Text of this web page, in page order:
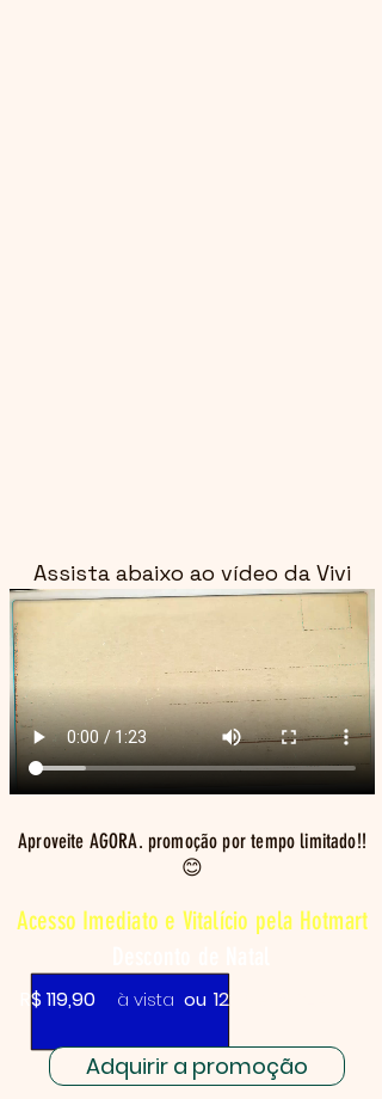
Assista abaixo ao vídeo da Vivi
Aproveite AGORA. promoção por tempo limitado!!
😊
Acesso Imediato e Vitalício pela Hotmart
R$ 119,90 12x de R$ 12,40
à vista ou
Adquirir a promoção